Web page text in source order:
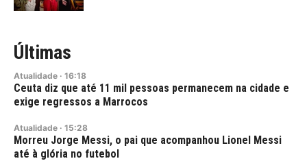
Últimas
Atualidade · 16:18
Ceuta diz que até 11 mil pessoas permanecem na cidade e
exige regressos a Marrocos
Atualidade · 15:28
Morreu Jorge Messi, o pai que acompanhou Lionel Messi
até à glória no futebol